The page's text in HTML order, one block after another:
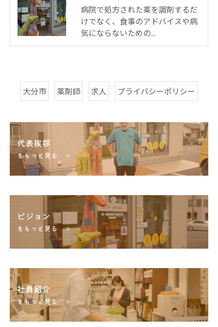
病院で処方された薬を調剤するだ
けでなく、食事のアドバイスや病
気にならないための…
大分市 薬剤師 求人 プライバシーポリシー
代表挨拶
をもっと見る ＞
ビジョン
をもっと見る ＞
社員紹介
をもっと見る ＞